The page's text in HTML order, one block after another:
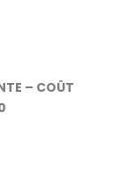
– COÛT